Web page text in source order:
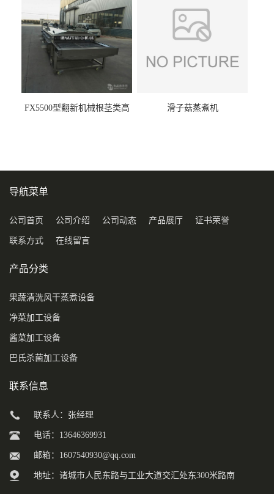
FX5500型翻新机械根茎类高
滑子菇蒸煮机
导航菜单
公司首页 公司介绍 公司动态 产品展厅 证书荣誉
联系方式 在线留言
产品分类
果蔬清洗风干蒸煮设备
净菜加工设备
酱菜加工设备
巴氏杀菌加工设备
联系信息
联系人：张经理
电话：13646369931
邮箱： 1607540930@qq.com
地址：诸城市人民东路与工业大道交汇处东300米路南